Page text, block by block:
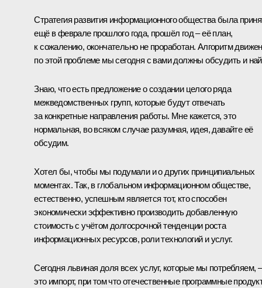
Стратегия развития информационного общества была
ещё в феврале прошлого года, прошёл год – её план,
к сожалению, окончательно не проработан. Алгоритм
по этой проблеме мы сегодня с вами должны обсудить и
Знаю, что есть предложение о создании целого ряда
межведомственных групп, которые будут отвечать
за конкретные направления работы. Мне кажется, это
нормальная, во всяком случае разумная, идея, давайте её
обсудим.
Хотел бы, чтобы мы подумали и о других принципиальных
моментах. Так, в глобальном информационном обществе,
естественно, успешным является тот, кто способен
экономически эффективно производить добавленную
стоимость с учётом долгосрочной тенденции роста
информационных ресурсов, роли технологий и услуг.
Сегодня львиная доля всех услуг, которые мы потребляем, –
это импорт, при том что отечественные программные